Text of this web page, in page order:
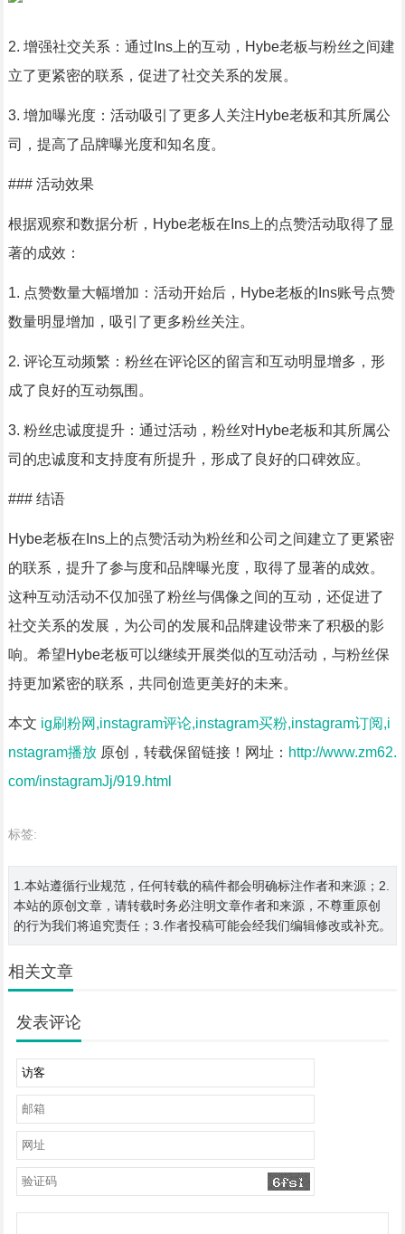
2. 增强社交关系：通过Ins上的互动，Hybe老板与粉丝之间建
立了更紧密的联系，促进了社交关系的发展。
3. 增加曝光度：活动吸引了更多人关注Hybe老板和其所属公
司，提高了品牌曝光度和知名度。
### 活动效果
根据观察和数据分析，Hybe老板在Ins上的点赞活动取得了显
著的成效：
1. 点赞数量大幅增加：活动开始后，Hybe老板的Ins账号点赞
数量明显增加，吸引了更多粉丝关注。
2. 评论互动频繁：粉丝在评论区的留言和互动明显增多，形
成了良好的互动氛围。
3. 粉丝忠诚度提升：通过活动，粉丝对Hybe老板和其所属公
司的忠诚度和支持度有所提升，形成了良好的口碑效应。
### 结语
Hybe老板在Ins上的点赞活动为粉丝和公司之间建立了更紧密
的联系，提升了参与度和品牌曝光度，取得了显著的成效。
这种互动活动不仅加强了粉丝与偶像之间的互动，还促进了
社交关系的发展，为公司的发展和品牌建设带来了积极的影
响。希望Hybe老板可以继续开展类似的互动活动，与粉丝保
持更加紧密的联系，共同创造更美好的未来。
本文 ig刷粉网,instagram评论,instagram买粉,instagram订阅,i
nstagram播放原创，转载保留链接！网址： http://www.zm62.
com/instagramJj/919.html
标签:
1.本站遵循行业规范，任何转载的稿件都会明确标注作者和来源；2.
本站的原创文章，请转载时务必注明文章作者和来源，不尊重原创
的行为我们将追究责任；3.作者投稿可能会经我们编辑修改或补充。
相关文章
发表评论